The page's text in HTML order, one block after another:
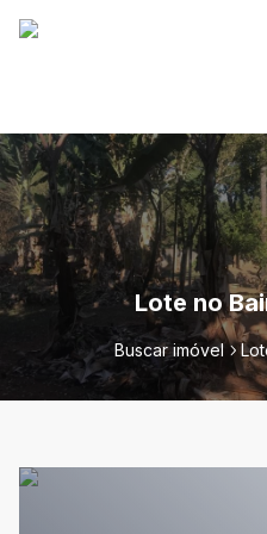
Lote no
Buscar imóvel